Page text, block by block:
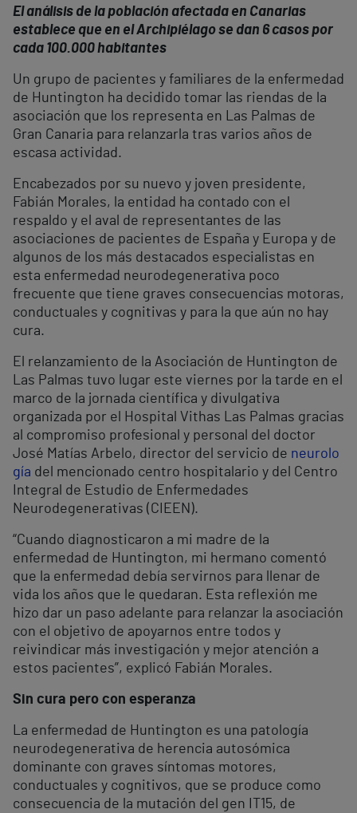
El análisis de la población afectada en Canarias
establece que en el Archipiélago se dan 6 casos por
cada 100.000 habitantes
Un grupo de pacientes y familiares de la enfermedad
de Huntington ha decidido tomar las riendas de la
asociación que los representa en Las Palmas de
Gran Canaria para relanzarla tras varios años de
escasa actividad.
Encabezados por su nuevo y joven presidente,
Fabián Morales, la entidad ha contado con el
respaldo y el aval de representantes de las
asociaciones de pacientes de España y Europa y de
algunos de los más destacados especialistas en
esta enfermedad neurodegenerativa poco
frecuente que tiene graves consecuencias motoras,
conductuales y cognitivas y para la que aún no hay
cura.
El relanzamiento de la Asociación de Huntington de
Las Palmas tuvo lugar este viernes por la tarde en el
marco de la jornada científica y divulgativa
organizada por el Hospital Vithas Las Palmas gracias
al compromiso profesional y personal del doctor
José Matías Arbelo, director del servicio de neurolo
gía del mencionado centro hospitalario y del Centro
Integral de Estudio de Enfermedades
Neurodegenerativas (CIEEN).
“Cuando diagnosticaron a mi madre de la
enfermedad de Huntington, mi hermano comentó
que la enfermedad debía servirnos para llenar de
vida los años que le quedaran. Esta reflexión me
hizo dar un paso adelante para relanzar la asociación
con el objetivo de apoyarnos entre todos y
reivindicar más investigación y mejor atención a
estos pacientes”, explicó Fabián Morales.
Sin cura pero con esperanza
La enfermedad de Huntington es una patología
neurodegenerativa de herencia autosómica
dominante con graves síntomas motores,
conductuales y cognitivos, que se produce como
consecuencia de la mutación del gen IT15, de